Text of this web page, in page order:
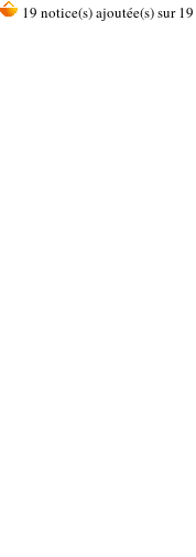
19 notice(s) ajoutée(s) sur 19